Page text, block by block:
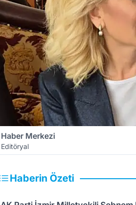
Haber Merkezi
Editöryal
Haberin Özeti